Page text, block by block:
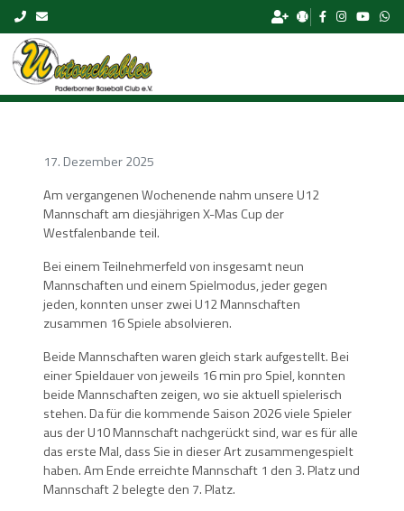
Skip to content
17. Dezember 2025
Am vergangenen Wochenende nahm unsere U12
Mannschaft am diesjährigen X-Mas Cup der
Westfalenbande teil.
Bei einem Teilnehmerfeld von insgesamt neun
Mannschaften und einem Spielmodus, jeder gegen
jeden, konnten unser zwei U12 Mannschaften
zusammen 16 Spiele absolvieren.
Beide Mannschaften waren gleich stark aufgestellt. Bei
einer Spieldauer von jeweils 16 min pro Spiel, konnten
beide Mannschaften zeigen, wo sie aktuell spielerisch
stehen. Da für die kommende Saison 2026 viele Spieler
aus der U10 Mannschaft nachgerückt sind, war es für alle
das erste Mal, dass Sie in dieser Art zusammengespielt
haben. Am Ende erreichte Mannschaft 1 den 3. Platz und
Mannschaft 2 belegte den 7. Platz.